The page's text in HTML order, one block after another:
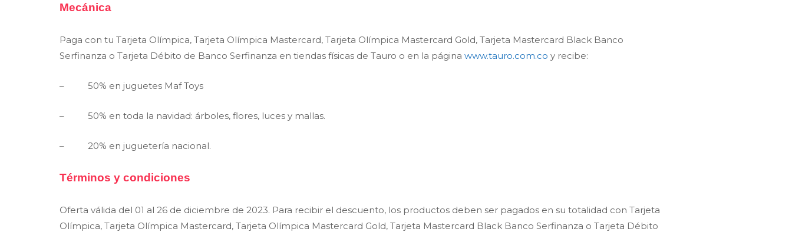
Mecánica
Paga con tu Tarjeta Olímpica, Tarjeta Olímpica Mastercard, Tarjeta Olímpica Mastercard Gold, Tarjeta Mastercard Black Banco
Serfinanza o Tarjeta Débito de Banco Serfinanza en tiendas físicas de Tauro o en la página www.tauro.com.co y recibe:
– 50% en juguetes Maf Toys
– 50% en toda la navidad: árboles, flores, luces y mallas.
– 20% en juguetería nacional.
Términos y condiciones
Oferta válida del 01 al 26 de diciembre de 2023. Para recibir el descuento, los productos deben ser pagados en su totalidad con Tarjeta
Olímpica, Tarjeta Olímpica Mastercard, Tarjeta Olímpica Mastercard Gold, Tarjeta Mastercard Black Banco Serfinanza o Tarjeta Débito